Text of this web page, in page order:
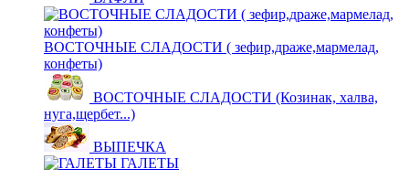
ВОСТОЧНЫЕ СЛАДОСТИ ( зефир,драже,мармелад,
конфеты)
ВОСТОЧНЫЕ СЛАДОСТИ (Козинак, халва,
нуга,щербет...)
ВЫПЕЧКА
ГАЛЕТЫ